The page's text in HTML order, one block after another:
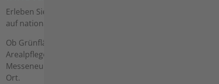
Erleben Sie die agria-Geräte und Anbaugeräte hautnah
auf nationalen und internationalen Messen.
Ob Grünflächenpflege, Bodenbearbeitung oder
Arealpflege – entdecken Sie unsere Innovationen,
Messeneuheiten und bewährte Geräteträger direkt vor
Ort.